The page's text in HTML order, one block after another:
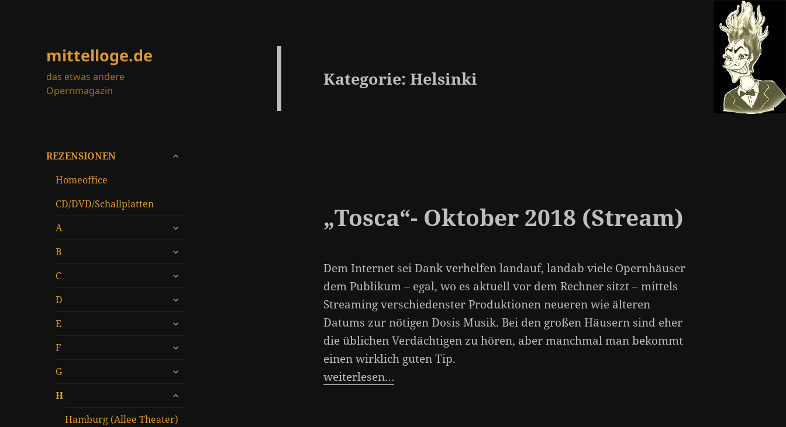
mittelloge.de
das etwas andere
Opernmagazin
REZENSIONEN
untermenü
Homeoffice
CD/DVD/Schallplatten
A
untermenü
B
untermenü
C
untermenü
D
untermenü
E
untermenü
F
untermenü
G
untermenü
H
untermenü
Hamburg (Allee Theater)
Kategorie:Helsinki
„Tosca“- Oktober 2018 (Stream)
Dem Internet sei Dank verhelfen landauf, landab viele Opernhäuser
dem Publikum – egal, wo es aktuell vor dem Rechner sitzt – mittels
Streaming verschiedenster Produktionen neueren wie älteren
Datums zur nötigen Dosis Musik. Bei den großen Häusern sind eher
die üblichen Verdächtigen zu hören, aber manchmal man bekommt
einen wirklich guten Tip.
weiterlesen…